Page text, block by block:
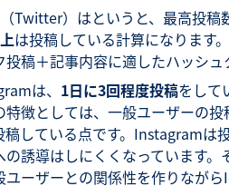
Twitter）はというと、最高投稿
は投稿している計算になります
投稿＋記事内容に適したハッシ
は、 1日に3回程度投稿をして
特徴としては、一般ユーザーの
稿している点です。Instagramは
の誘導はしにくくなっています
ユーザーとの関係性を作りなが